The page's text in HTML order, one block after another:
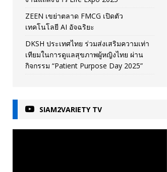
ZEEN เขย่าตลาด FMCG เปิดตัว
เทคโนโลยี AI อัจฉริยะ
DKSH ประเทศไทย ร่วมส่งเสริมความเท่า
เทียมในการดูแลสุขภาพผู้หญิงไทย ผ่าน
กิจกรรม “Patient Purpose Day 2025”
SIAM2VARIETY TV